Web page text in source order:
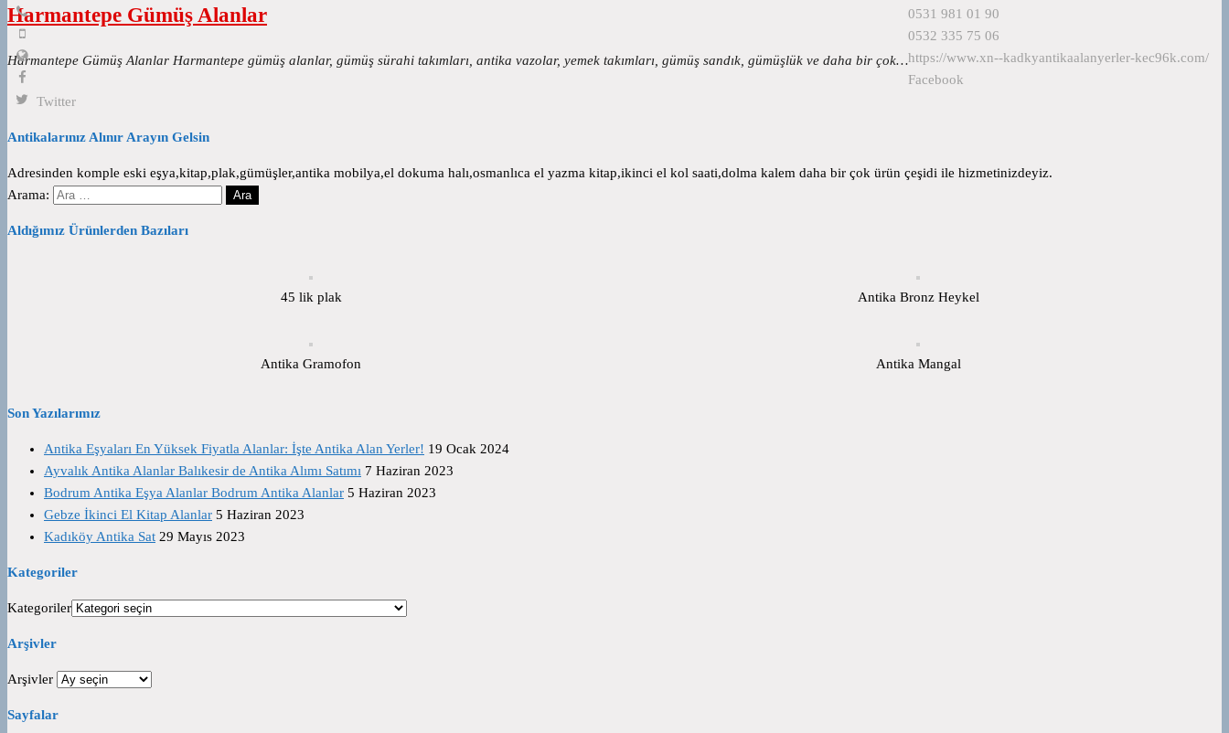
Harmantepe Gümüş Alanlar
Harmantepe Gümüş Alanlar Harmantepe gümüş alanlar, gümüş sürahi takımları, antika vazolar, yemek takımları, gümüş sandık, gümüşlük ve daha bir çok…
0531 981 01 90
0532 335 75 06
https://www.xn--kadkyantikaalanyerler-kec96k.com/
Facebook
Twitter
Antikalarınız Alınır Arayın Gelsin
Adresinden komple eski eşya,kitap,plak,gümüşler,antika mobilya,el dokuma halı,osmanlıca el yazma kitap,ikinci el kol saati,dolma kalem daha bir çok ürün çeşidi ile hizmetinizdeyiz.
Arama:
Aldığımız Ürünlerden Bazıları
45 lik plak Antika Bronz Heykel
Antika Gramofon Antika Mangal
Son Yazılarımız
Antika Eşyaları En Yüksek Fiyatla Alanlar: İşte Antika Alan Yerler! 19 Ocak 2024
Ayvalık Antika Alanlar Balıkesir de Antika Alımı Satımı 7 Haziran 2023
Bodrum Antika Eşya Alanlar Bodrum Antika Alanlar 5 Haziran 2023
Gebze İkinci El Kitap Alanlar 5 Haziran 2023
Kadıköy Antika Sat 29 Mayıs 2023
Kategoriler
Kategoriler
Arşivler
Arşivler
Sayfalar